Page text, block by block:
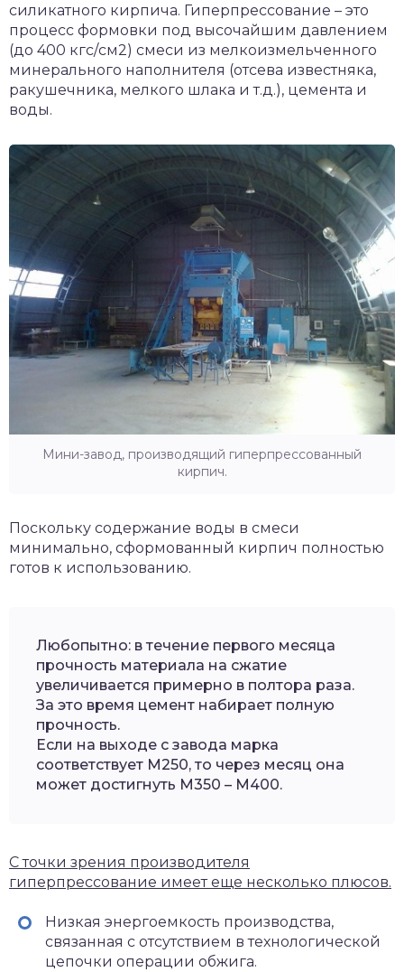
силикатного кирпича. Гиперпрессование – это
процесс формовки под высочайшим давлением
(до 400 кгс/см2) смеси из мелкоизмельченного
минерального наполнителя (отсева известняка,
ракушечника, мелкого шлака и т.д.), цемента и
воды.
Мини-завод, производящий гиперпрессованный
кирпич.
Поскольку содержание воды в смеси
минимально, сформованный кирпич полностью
готов к использованию.
Любопытно: в течение первого месяца
прочность материала на сжатие
увеличивается примерно в полтора раза.
За это время цемент набирает полную
прочность.
Если на выходе с завода марка
соответствует М250, то через месяц она
может достигнуть М350 – М400.
С точки зрения производителя
гиперпрессование имеет еще несколько плюсов.
Низкая энергоемкость производства,
связанная с отсутствием в технологической
цепочки операции обжига.